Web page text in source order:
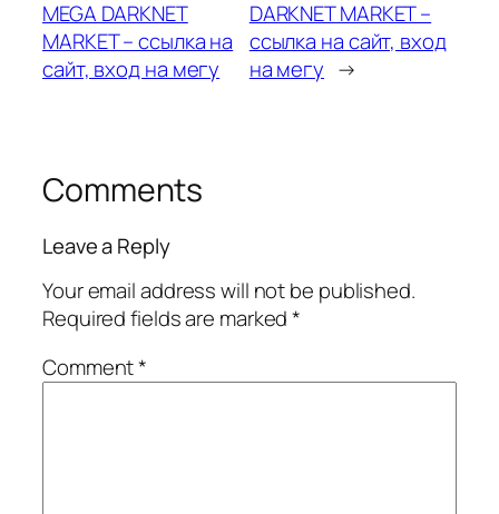
MEGA DARKNET
MARKET – ссылка на
сайт, вход на мегу
DARKNET MARKET –
ссылка на сайт, вход
на мегу →
Comments
Leave a Reply
Your email address will not be published.
Required fields are marked*
Comment*